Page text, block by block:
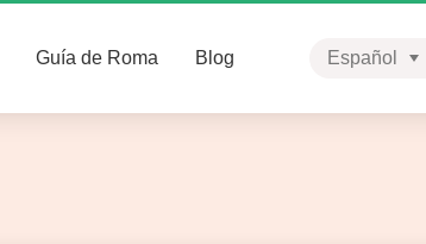
Guía de Roma Blog Español